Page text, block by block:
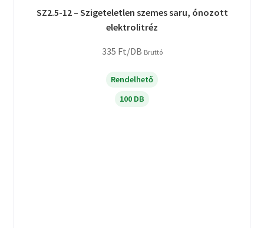
SZ2.5-12 – Szigeteletlen szemes saru, ónozott
elektrolitréz
335 Ft/DB Bruttó
Rendelhető
100 DB